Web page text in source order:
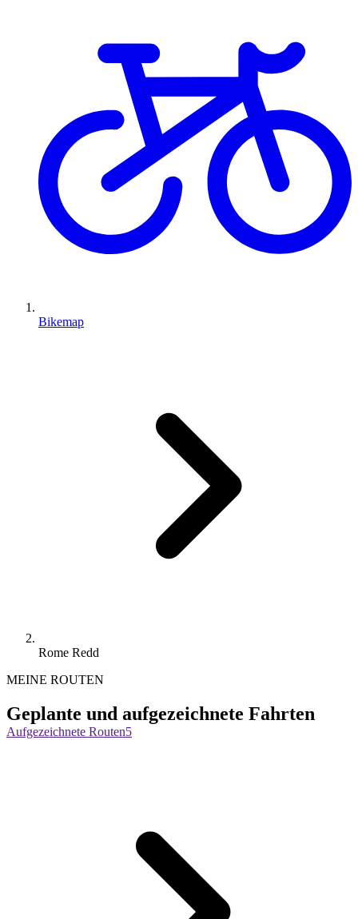
Bikemap
Rome Redd
MEINE ROUTEN
Geplante und aufgezeichnete Fahrten
Aufgezeichnete Routen5